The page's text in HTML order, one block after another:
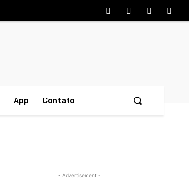
App Contato
- Advertisement -